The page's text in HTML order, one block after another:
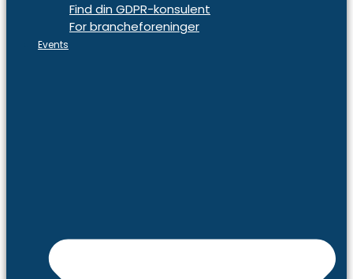
Find din GDPR-konsulent
For brancheforeninger
Events